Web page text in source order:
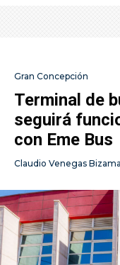
Gran Concepción
Terminal de
seguirá
con Eme Bus
Claudio Venegas Bizama